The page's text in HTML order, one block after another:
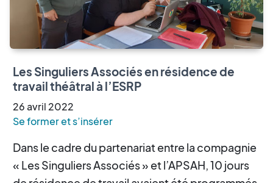
Les Singuliers Associés en résidence de
travail théâtral à l’ESRP
26avril2022
Se former et s’insérer
Dans le cadre du partenariat entre la compagnie
« Les Singuliers Associés » et l’APSAH, 10 jours